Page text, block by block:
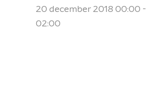
20 december 2018 00:00 -
02:00